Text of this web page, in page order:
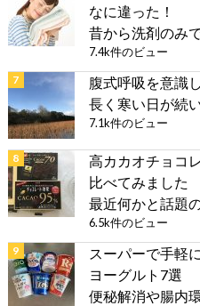
なに違った！
昔から洗剤のみ
7.4k件のビュー
腹式呼吸を意識
長く寒い日が続
7.1k件のビュー
高カカオチョコ
比べてみました
最近何かと話題
6.5k件のビュー
スーパーで手軽
ヨーグルト7選
便秘解消や腸内